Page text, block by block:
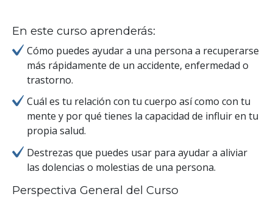
En este curso aprenderás:
Cómo puedes ayudar a una persona a recuperarse
más rápidamente de un accidente, enfermedad o
trastorno.
Cuál es tu relación con tu cuerpo así como con tu
mente y por qué tienes la capacidad de influir en tu
propia salud.
Destrezas que puedes usar para ayudar a aliviar
las dolencias o molestias de una persona.
Perspectiva General del Curso